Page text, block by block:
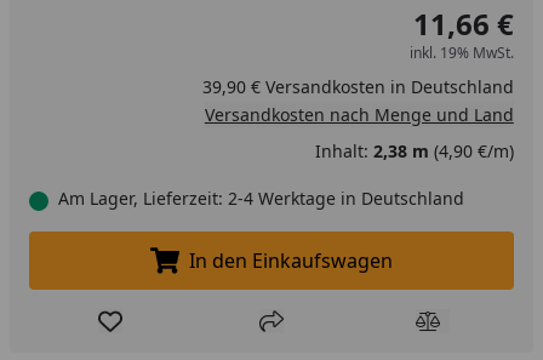
11,66 €
inkl. 19% MwSt.
39,90 € Versandkosten in Deutschland
Versandkosten nach Menge und Land
Inhalt: 2,38 m (4,90 €/m)
Am Lager, Lieferzeit: 2-4 Werktage in Deutschland
In den Einkaufswagen legen
In den Einkaufswagen
Produkt zur Wunschliste hinzufügen
Teilen Produkt